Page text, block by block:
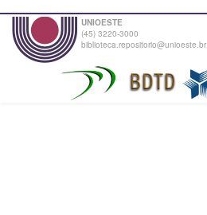
UNIOESTE
(45) 3220-3000
biblioteca.repositorio@unioeste.br